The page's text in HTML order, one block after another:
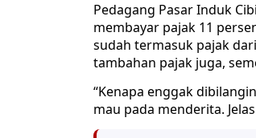
Pedagang Pasar Induk
membayar pajak 11
sudah termasuk pajak
tambahan pajak juga,
“Kenapa enggak
mau pada menderita.